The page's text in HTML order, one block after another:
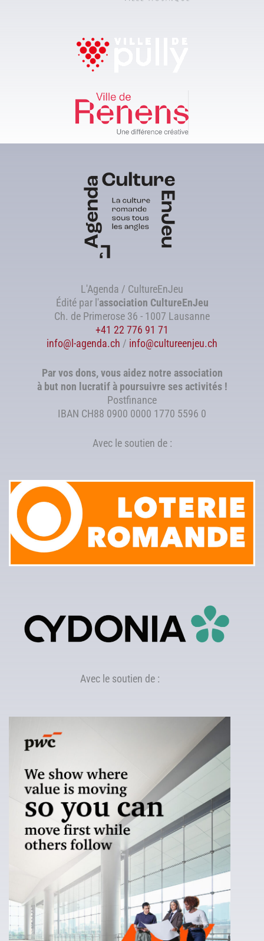
L'Agenda / CultureEnJeu
Édité par l'association CultureEnJeu
Ch. de Primerose 36 - 1007 Lausanne
+41 22 776 91 71
info@l-agenda.ch / info@cultureenjeu.ch
Par vos dons, vous aidez notre association
à but non lucratif à poursuivre ses activités !
Postfinance
IBAN CH88 0900 0000 1770 5596 0
Avec le soutien de :
Avec le soutien de :